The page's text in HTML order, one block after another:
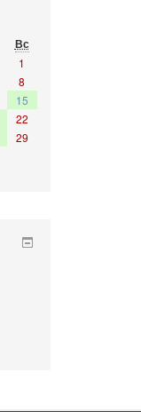
Вс
1
8
15
22
29